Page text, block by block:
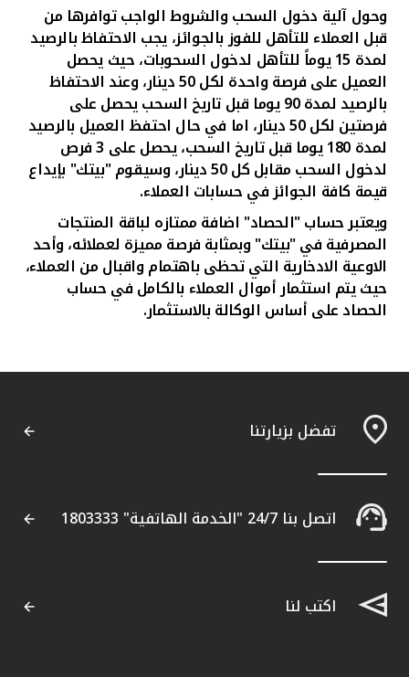
مملكة البحرين
وحول آلية دخول السحب والشروط الواجب توافرها من
قبل العملاء للتأهل للفوز بالجوائز، يجب الاحتفاظ بالرصيد
لمدة 15 يوماً للتأهل لدخول السحوبات، حيث يحصل
العميل على فرصة واحدة لكل 50 دينار، وعند الاحتفاظ
بالرصيد لمدة 90 يوما قبل تاريخ السحب يحصل على
فرصتين لكل 50 دينار، اما في حال احتفظ العميل بالرصيد
لمدة 180 يوما قبل تاريخ السحب، يحصل على 3 فرص
لدخول السحب مقابل كل 50 دينار، وسيقوم "بيتك" بإيداع
قيمة كافة الجوائز في حسابات العملاء.
ويعتبر حساب "الحصاد" اضافة ممتازه لباقة المنتجات
المصرفية في "بيتك" وبمثابة فرصة مميزة لعملائه، وأحد
الاوعية الادخارية التي تحظى باهتمام واقبال من العملاء،
حيث يتم استثمار أموال العملاء بالكامل في حساب
الحصاد على أساس الوكالة بالاستثمار.
تفضل بزيارتنا
اتصل بنا 24/7 "الخدمة الهاتفية" 1803333
اكتب لنا